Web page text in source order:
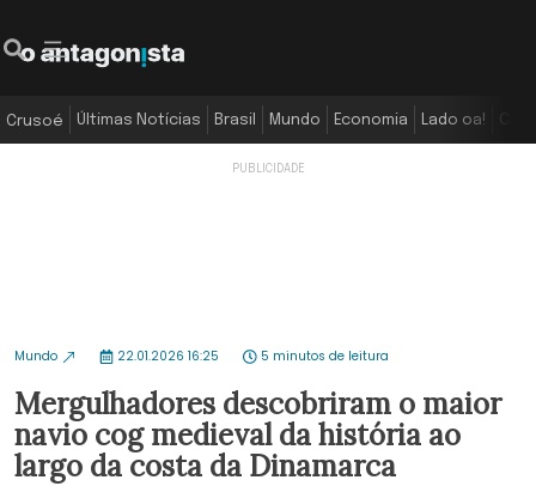
Crusoé Últimas Notícias Brasil Mundo Economia Lado oa!
Mundo 22.01.2026 16:25 5 minutos de leitura
Mergulhadores descobriram o maior
navio cog medieval da história ao
largo da costa da Dinamarca